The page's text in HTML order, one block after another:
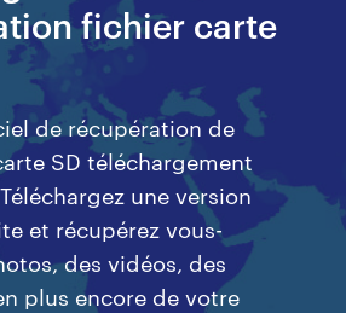
fichier carte
de récupération de
SD téléchargement
une version
et récupérez vous-
des vidéos, des
plus encore de votre